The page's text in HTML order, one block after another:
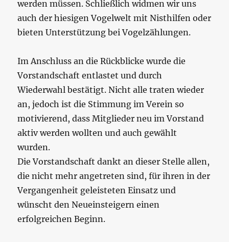
werden müssen. Schließlich widmen wir uns
auch der hiesigen Vogelwelt mit Nisthilfen oder
bieten Unterstützung bei Vogelzählungen.
Im Anschluss an die Rückblicke wurde die
Vorstandschaft entlastet und durch
Wiederwahl bestätigt. Nicht alle traten wieder
an, jedoch ist die Stimmung im Verein so
motivierend, dass Mitglieder neu im Vorstand
aktiv werden wollten und auch gewählt
wurden.
Die Vorstandschaft dankt an dieser Stelle allen,
die nicht mehr angetreten sind, für ihren in der
Vergangenheit geleisteten Einsatz und
wünscht den Neueinsteigern einen
erfolgreichen Beginn.